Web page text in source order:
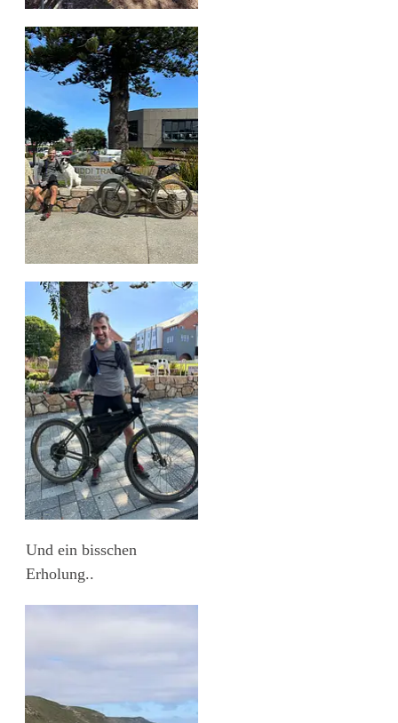
Und ein bisschen
Erholung..